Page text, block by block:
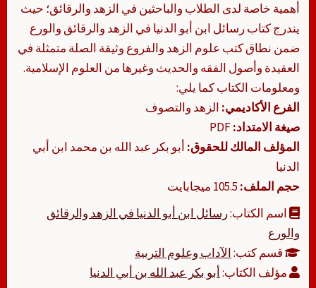
أهمية خاصة لدى الطلاب والباحثين في الزهد والرقائق؛ حيث
يندرج كتاب رسائل ابن أبو الدنيا في الزهد والرقائق والورع
ضمن نطاق كتب علوم الزهد والفروع وثيقة الصلة متمثلة في
العقيدة وأصول الفقه والحديث وغيرها من العلوم الإسلامية.
ومعلومات الكتاب كما يلي:
الفرع الأكاديمي: الزهد والتصوف
صيغة الامتداد:
المؤلف المالك للحقوق: أبو بكر عبد الله بن محمد ابن أبي
الدنيا
حجم الملف:
اسم الكتاب:رسائل ابن أبو الدنيا في الزهد والرقائق
والورع
قسم كتب:الآداب وعلوم التربية
مؤلف الكتاب:أبو بكر عبد الله بن أبي الدنيا